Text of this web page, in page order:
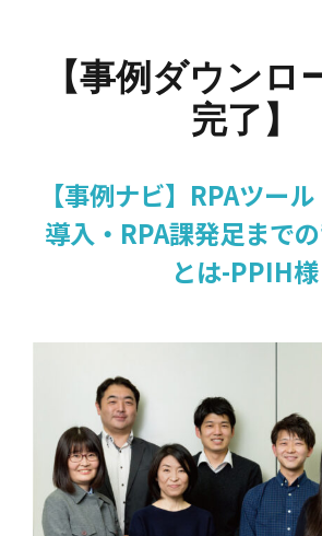
【事例ダウンロ
完了】
【事例ナビ】RPAツー
導入・RPA課発足まで
とは-PPIH様